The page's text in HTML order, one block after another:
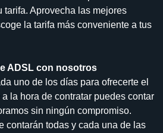
tarifa. Aprovecha las mejores
la tarifa más conveniente a tus
ADSL con nosotros
uno de los días para ofrecerte el
la hora de contratar puedes contar
sin ningún compromiso.
contarán todas y cada una de las